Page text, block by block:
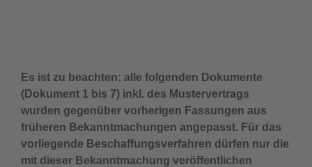
Es ist zu beachten: alle folgenden Dokumente
(Dokument 1 bis 7) inkl. des Mustervertrags
wurden gegenüber vorherigen Fassungen aus
früheren Bekanntmachungen angepasst. Für das
vorliegende Beschaffungsverfahren dürfen nur die
mit dieser Bekanntmachung veröffentlichen